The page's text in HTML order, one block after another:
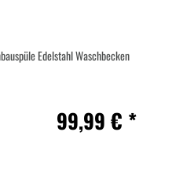
Edelstahl Waschbecken
99,99 € *